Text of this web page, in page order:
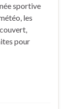
sportive
les
pour